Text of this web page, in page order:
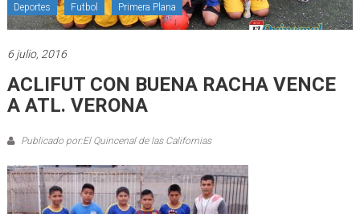
Deportes Futbol Primera Plana
6 julio, 2016
ACLIFUT CON BUENA RACHA VENCE
A ATL. VERONA
Publicado por:El Quincenal de las Californias